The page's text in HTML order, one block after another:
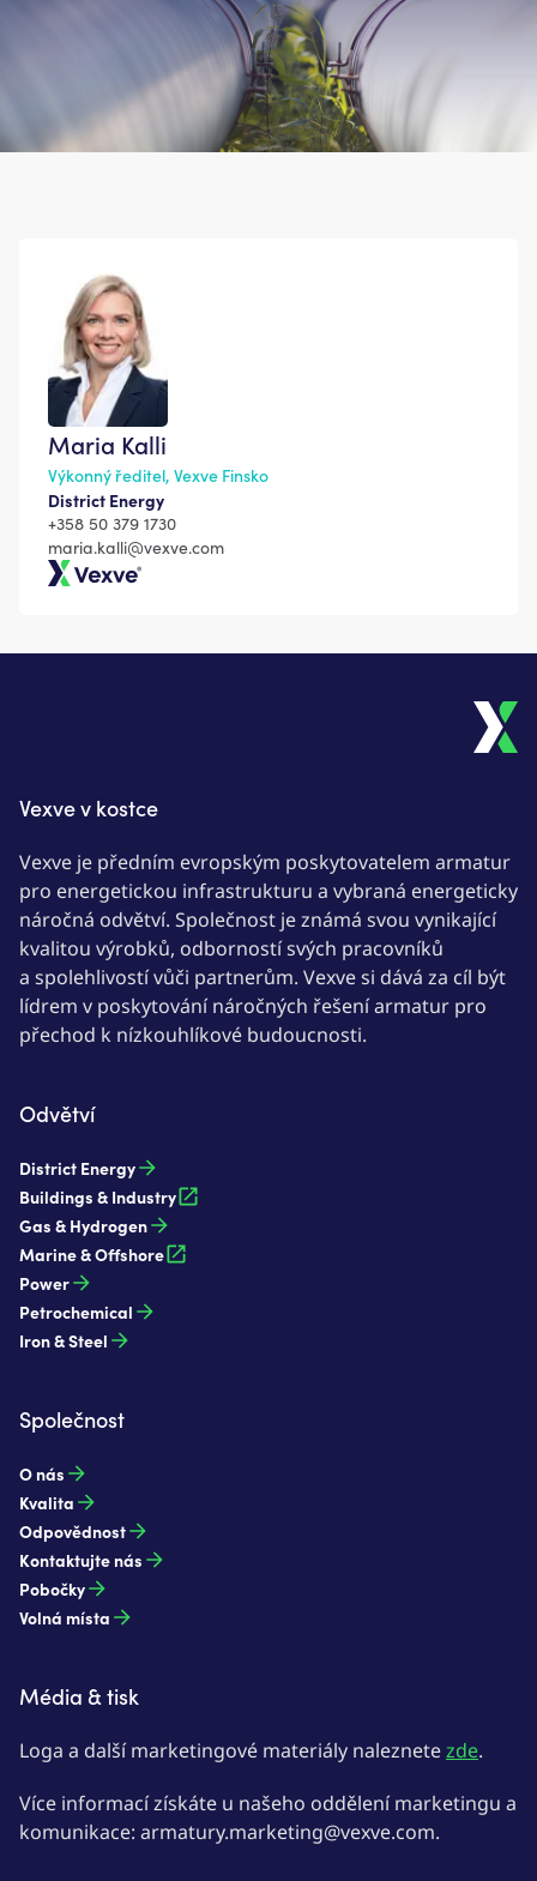
Maria Kalli
Výkonný ředitel, Vexve Finsko
District Energy
+358 50 379 1730
maria.kalli@vexve.com
Vexve v kostce
Vexve je předním evropským poskytovatelem armatur
pro energetickou infrastrukturu a vybraná energeticky
náročná odvětví. Společnost je známá svou vynikající
kvalitou výrobků, odborností svých pracovníků
a spolehlivostí vůči partnerům. Vexve si dává za cíl být
lídrem v poskytování náročných řešení armatur pro
přechod k nízkouhlíkové budoucnosti.
Odvětví
District Energy
Buildings & Industry
Gas & Hydrogen
Marine & Offshore
Power
Petrochemical
Iron & Steel
Společnost
O nás
Kvalita
Odpovědnost
Kontaktujte nás
Pobočky
Volná místa
Média & tisk
Loga a další marketingové materiály naleznetezde.
Více informací získáte u našeho oddělení marketingu a
komunikace: armatury.marketing@vexve.com.